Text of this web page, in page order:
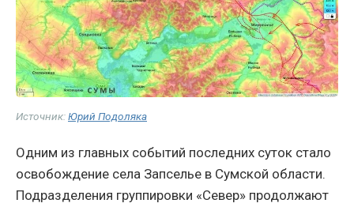
Источник:Юрий Подоляка
Одним из главных событий последних суток стало
освобождение села Запселье в Сумской области.
Подразделения группировки «Север» продолжают